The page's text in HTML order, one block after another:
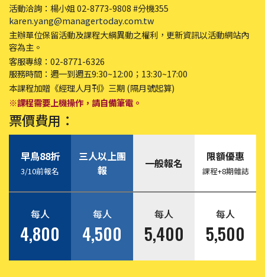
活動洽詢：楊小姐 02-8773-9808 #分機355
karen.yang@managertoday.com.tw
主辦單位保留活動及課程大綱異動之權利，更新資訊以活動網站內
容為主。
客服專線：02-8771-6326
服務時間：週一到週五9:30~12:00；13:30~17:00
本課程加贈《經理人月刊》三期 (隔月號起算)
※課程需要上機操作，請自備筆電。
票價費用：
早鳥88折
3/10前報名
三人以上團
報
一般報名 限額優惠
課程+8期雜誌
每人
4,800
每人
4,500
每人
5,400
每人
5,500